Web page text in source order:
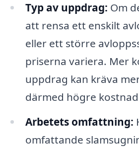
Typ av uppdrag: Om
att rensa ett enskilt
eller ett större
priserna variera. Mer
uppdrag kan kräva
därmed högre
Arbetets omfattning:
omfattande